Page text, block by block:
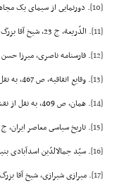
[10]
. دورنمایى از سیماى یک مجاهد،
[11]
. الذّریعة، ج 23، شیخ آقا بزرگ تهرانى، ص 303.
[12]
. فارسنامه ناصرى، میرزا حسن حسینى فسایى، ج 2،
[13]
. وقایع اتفاقیه، ص 467، به نقل از کتاب نقش مجتهد فارس در نهضت تنباکو، ص 152.
[14]
. همان، ص 409، به نقل از نقش مجتهد فارس در نهضت تنباکو، ص 153.
[15]
. تاریخ سیاسى معاصر ایران، ج 1، سیّد جلال مدنى، دفتر تبلیغات اسلامى، قم، 1361، ص 25 ـ 23.
[16]
. سیّد جمالالدّین اسدآبادى
[17]
. میرازى شیرازى، شیخ آقا بزرگ